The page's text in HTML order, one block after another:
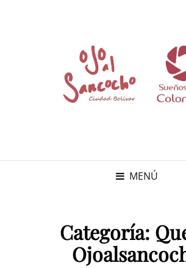
MENÚ
Categoría: